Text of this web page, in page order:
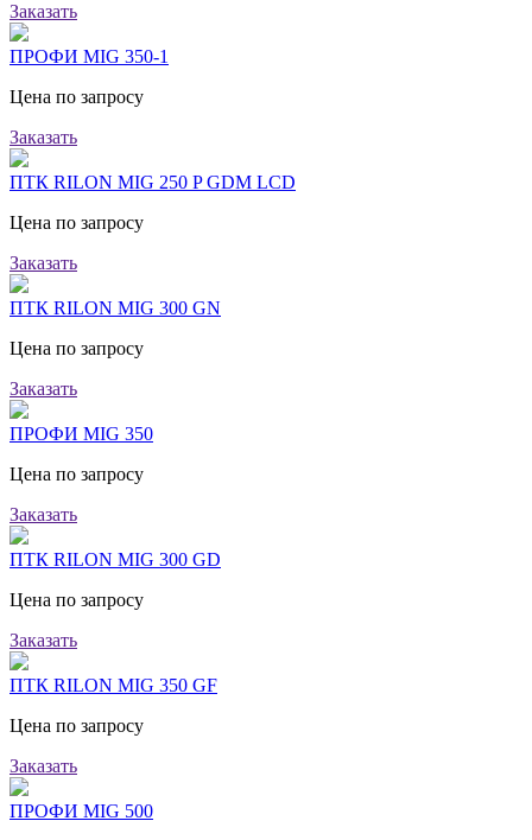
Заказать
ПРОФИ MIG 350-1
Цена по запросу
Заказать
ПТК RILON MIG 250 P GDM LCD
Цена по запросу
Заказать
ПТК RILON MIG 300 GN
Цена по запросу
Заказать
ПРОФИ MIG 350
Цена по запросу
Заказать
ПТК RILON MIG 300 GD
Цена по запросу
Заказать
ПТК RILON MIG 350 GF
Цена по запросу
Заказать
ПРОФИ MIG 500